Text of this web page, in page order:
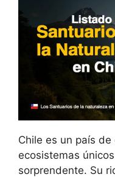
Chile es un país
ecosistemas
sorprendente. Su